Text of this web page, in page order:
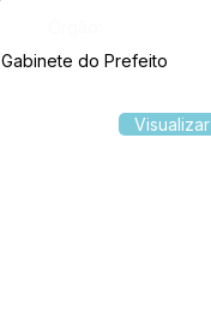
Gabinete do Prefeito
Visualizar